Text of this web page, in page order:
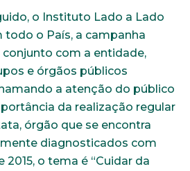
o Instituto Lado a Lado
todo o País, a campanha
conjunto com a entidade,
e órgãos públicos
a atenção do público
da realização regular
órgão que se encontra
diagnosticados com
2015, o tema é “Cuidar da